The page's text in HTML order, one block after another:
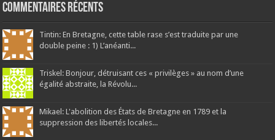
Commentaires récents
Tintin: En Bretagne, cette table rase s’est traduite par une
double peine : 1) L’anéanti...
Triskel: Bonjour, détruisant ces « privilèges » au nom d’une
égalité abstraite, la Révolu...
Mikael: L'abolition des États de Bretagne en 1789 et la
suppression des libertés locales...